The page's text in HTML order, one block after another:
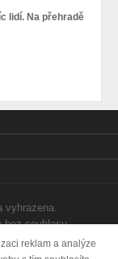
lidí. Na přehradě
bez souhlasu
reklam a analýze